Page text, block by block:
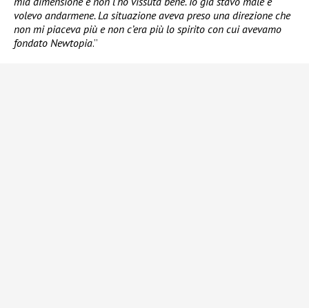
volevo andarmene. La situazione aveva preso una direzione che
non mi piaceva più e non c’era più lo spirito con cui avevamo
fondato Newtopia.”